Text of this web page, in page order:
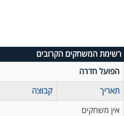
רשימת המשחקים הקרובים
הפועל חדרה
תאריך
קבוצה
אין משחקים